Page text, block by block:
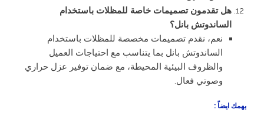
هل تقدمون تصميمات خاصة للمظلات باستخدام
الساندوتش بانل؟
نعم، نقدم تصميمات مخصصة للمظلات باستخدام
الساندوتش بانل بما يتناسب مع احتياجات العميل
والظروف البيئية المحيطة، مع ضمان توفير عزل حراري
وصوتي فعال.
يهمك ايضاً :